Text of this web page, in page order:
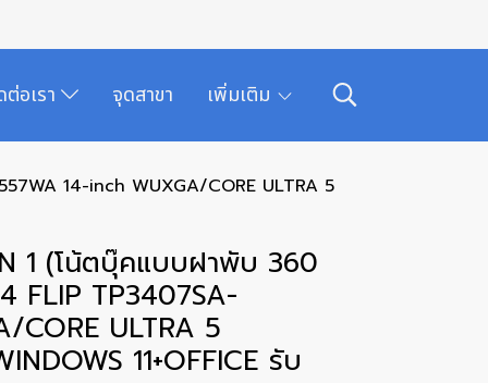
อเรา จุดสาขา เพิ่มเติม
14-inch WUXGA/CORE ULTRA 5
1 (โน้ตบุ๊คแบบฝาพับ 360
FLIP TP3407SA-
CORE ULTRA 5
11+OFFICE รับ